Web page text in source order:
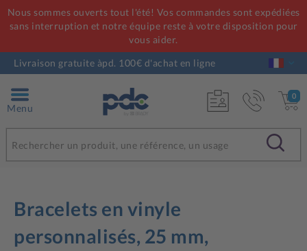
Nous sommes ouverts tout l'été! Vos commandes sont expédiées
sans interruption et notre équipe reste à votre disposition pour
vous aider.
Livraison gratuite àpd. 100€ d'achat en ligne
Menu
0
Bracelets en vinyle
personnalisés, 25 mm,